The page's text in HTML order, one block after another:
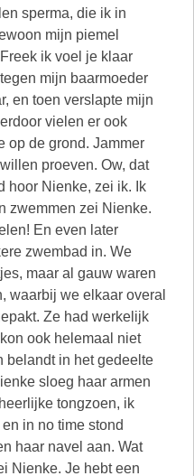
sperma, die ik in
mijn piemel
ik voel je klaar
mijn baarmoeder
en toen verslapte mijn
vielen er ook
op de grond. Jammer
proeven. Ow, dat
hoor Nienke, zei ik. Ik
zwemmen zei Nienke.
En even later
zwembad in. We
maar al gauw waren
waarbij we elkaar overal
Ze had werkelijk
ook helemaal niet
belandt in het gedeelte
sloeg haar armen
tongzoen, ik
in no time stond
haar navel aan. Wat
Nienke. Je hebt een